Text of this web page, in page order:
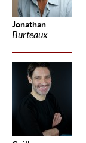
Jonathan
Burteaux